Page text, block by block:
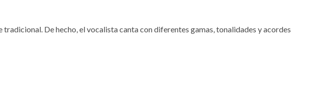
De hecho, el vocalista canta con diferentes gamas, tonalidades y acordes